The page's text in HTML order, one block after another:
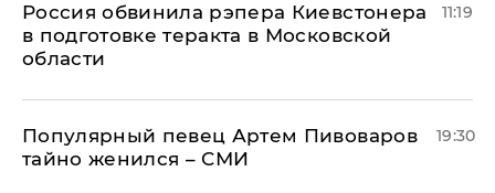
Россия обвинила рэпера Киевстонера
в подготовке теракта в Московской
области
11:19
Популярный певец Артем Пивоваров
тайно женился – СМИ
19:30